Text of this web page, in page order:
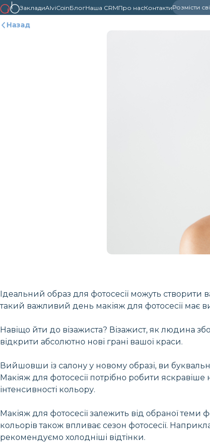
ЗакладиAlviCoinБлогНаша CRMПро насКонтактиРозмісти
Назад
Ідеальний образ для фотосесії можуть
такий важливий день макіяж для фотосесії має
Навіщо йти до візажиста? Візажист, як людина
відкрити абсолютно нові грані вашої краси.
Вийшовши із салону у новому образі, ви
Макіяж для фотосесії потрібно робити яскравіше
інтенсивності кольору.
Макіяж для фотосесії залежить від обраної
кольорів також впливає сезон фотосесії.
рекомендуємо холодніші відтінки.